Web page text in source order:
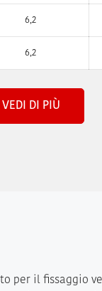
6,2
6,2
VEDI DI PIÙ
per il fissaggio